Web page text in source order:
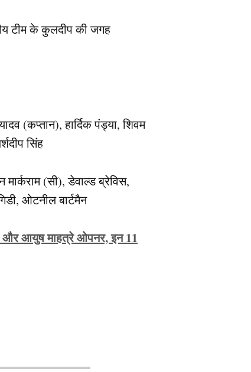
टीम के कुलदीप की जगह
(कप्तान), हार्दिक पंड्या, शिवम
सिंह
(सी), डेवाल्ड ब्रेविस,
ओटनील बार्टमैन
और आयुष माहत्रे ओपनर, इन 11